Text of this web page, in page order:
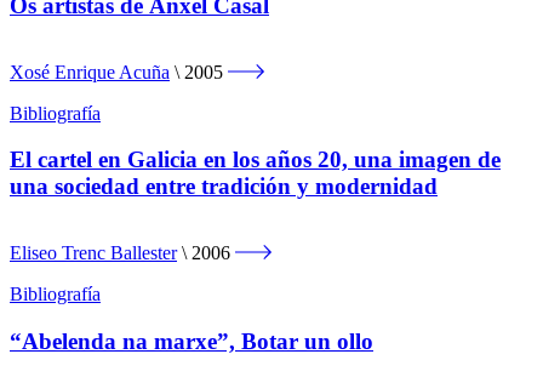
Os artistas de Ánxel Casal
Xosé Enrique Acuña
2005
Bibliografía
El cartel en Galicia en los años 20, una imagen de
una sociedad entre tradición y modernidad
Eliseo Trenc Ballester
2006
Bibliografía
“Abelenda na marxe”, Botar un ollo